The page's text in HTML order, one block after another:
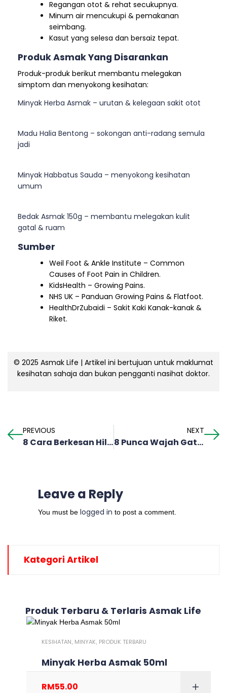
Regangan otot & rehat secukupnya.
Minum air mencukupi & pemakanan
seimbang.
Kasut yang selesa dan bersaiz tepat.
Produk Asmak Yang Disarankan
Produk-produk berikut membantu melegakan
simptom dan menyokong kesihatan:
Minyak Herba Asmak – urutan & kelegaan sakit otot
Madu Halia Bentong – sokongan anti-radang semula
jadi
Minyak Habbatus Sauda – menyokong kesihatan
umum
Bedak Asmak 150g – membantu melegakan kulit
gatal & ruam
Sumber
Weil Foot & Ankle Institute – Common
Causes of Foot Pain in Children.
KidsHealth – Growing Pains.
NHS UK – Panduan Growing Pains & Flatfoot.
HealthDrZubaidi – Sakit Kaki Kanak-kanak &
Riket.
© 2025 Asmak Life | Artikel ini bertujuan untuk maklumat
kesihatan sahaja dan bukan pengganti nasihat doktor.
PREVIOUS
8 Cara Berkesan Hilangkan Lenguh Tangan
NEXT
8 Punca Wajah Gatal & Beruntusan
Leave a Reply
You must be logged in to post a comment.
Kategori Artikel
Produk Terbaru & Terlaris Asmak Life
KESIHATAN MINYAK PRODUK TERBARU
Minyak Herba Asmak 50ml
RM55.00